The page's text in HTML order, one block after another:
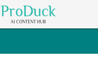
ProDuck
AI CONTENT HUB